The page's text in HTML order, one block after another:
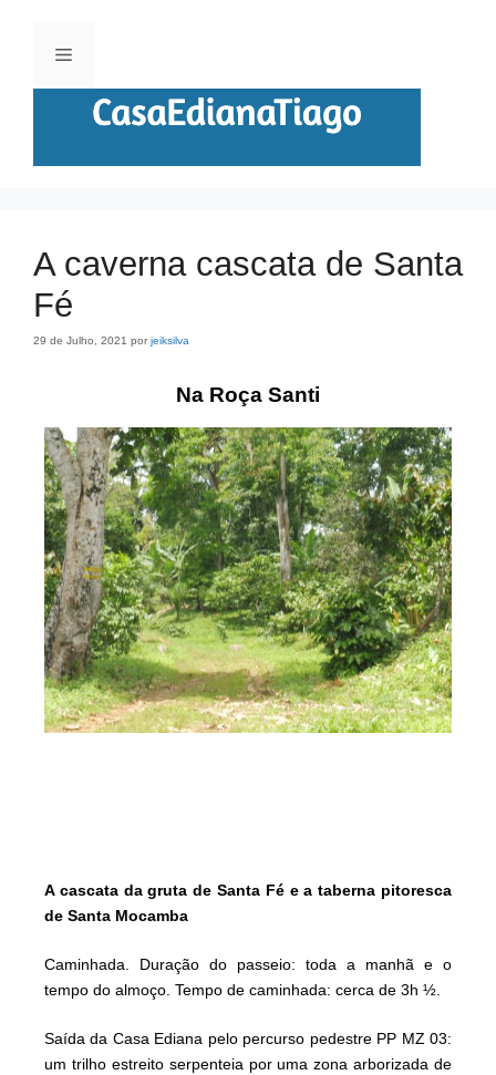
A caverna cascata de Santa
Fé
29 de Julho, 2021 por jeiksilva
Na Roça Santi
A cascata da gruta de Santa Fé e a taberna pitoresca
de Santa Mocamba
Caminhada. Duração do passeio: toda a manhã e o
tempo do almoço. Tempo de caminhada: cerca de 3h ½.
Saída da Casa Ediana pelo percurso pedestre PP MZ 03:
um trilho estreito serpenteia por uma zona arborizada de